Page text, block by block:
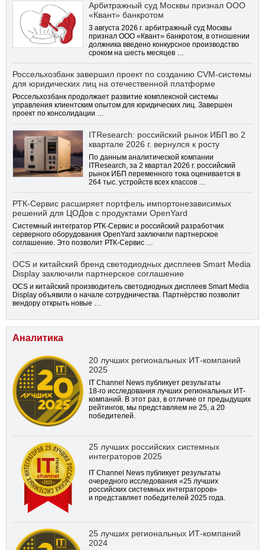
Арбитражный суд Москвы признал ООО
«Квант» банкротом
3 августа 2026 г. арбитражный суд Москвы
признал ООО «Квант» банкротом, в отношении
должника введено конкурсное производство
сроком на шесть месяцев …
Россельхозбанк завершил проект по созданию CVM-системы
для юридических лиц на отечественной платформе
Россельхозбанк продолжает развитие комплексной системы
управления клиентским опытом для юридических лиц. Завершен
проект по консолидации …
ITResearch: российский рынок ИБП во 2
квартале 2026 г. вернулся к росту
По данным аналитической компании
ITResearch, за 2 квартал 2026 г. российский
рынок ИБП переменного тока оценивается в
264 тыс. устройств всех классов …
РТК-Сервис расширяет портфель импортонезависимых
решений для ЦОДов с продуктами OpenYard
Системный интегратор РТК-Сервис и российский разработчик
серверного оборудования OpenYard заключили партнерское
соглашение. Это позволит РТК-Сервис …
OCS и китайский бренд светодиодных дисплеев Smart Media
Display заключили партнерское соглашение
OCS и китайский производитель светодиодных дисплеев Smart Media
Display объявили о начале сотрудничества. Партнёрство позволит
вендору открыть новые …
Аналитика
20 лучших региональных ИТ-компаний
2025
IT Channel News публикует результаты
18-го исследования лучших региональных ИТ-
компаний. В этот раз, в отличие от предыдущих
рейтингов, мы представляем не 25, а 20
победителей.
25 лучших российских системных
интеграторов 2025
IT Channel News публикует результаты
очередного исследования «25 лучших
российских системных интеграторов»
и представляет победителей 2025 года.
25 лучших региональных ИТ-компаний
2024